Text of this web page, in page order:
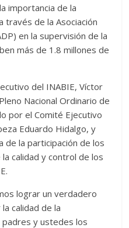
importancia de la
través de la Asociación
en la supervisión de la
más de 1.8 millones de
del INABIE, Víctor
Nacional Ordinario de
por el Comité Ejecutivo
Eduardo Hidalgo, y
de la participación de los
calidad y control de los
lograr un verdadero
calidad de la
padres y ustedes los